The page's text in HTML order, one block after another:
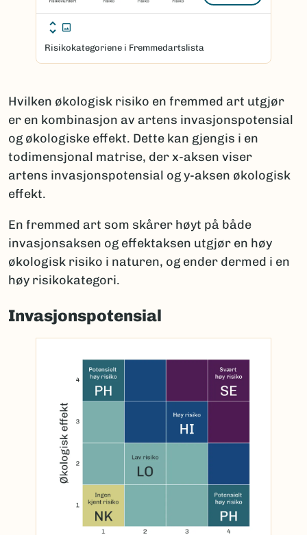
Risikokategoriene i Fremmedartslista
Hvilken økologisk risiko en fremmed art utgjør
er en kombinasjon av artens invasjonspotensial
og økologiske effekt. Dette kan gjengis i en
todimensjonal matrise, der x-aksen viser
artens invasjonspotensial og y-aksen økologisk
effekt.
En fremmed art som skårer høyt på både
invasjonsaksen og effektaksen utgjør en høy
økologisk risiko i naturen, og ender dermed i en
høy risikokategori.
Invasjonspotensial